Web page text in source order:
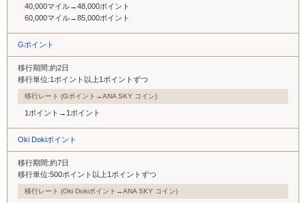
40,000マイル→48,000ポイント
60,000マイル→85,000ポイント
Gポイント
移行期間:約2日
移行単位:1ポイント以上1ポイントずつ
移行レート (Gポイント→ANA SKY コイン)
1ポイント→1ポイント
Oki Dokiポイント
移行期間:約7日
移行単位:500ポイント以上1ポイントずつ
移行レート (Oki Dokiポイント→ANA SKY コイン)